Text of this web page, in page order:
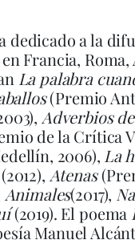
dedicado a la
Francia, Roma,
La palabra
(Premio
Adverbios
de la Crítica
2006), La
(2012), Atenas
Animales(2017),
(2019). El poema
Manuel